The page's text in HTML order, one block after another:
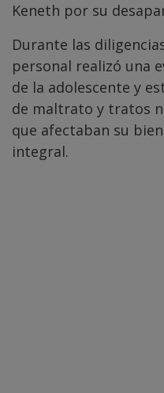
Keneth por su
Durante las
personal realizó una
de la adolescente y
de maltrato y tratos
que afectaban su
integral.